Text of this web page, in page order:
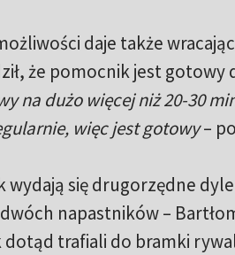
daje także
że pomocnik jest gotowy
na dużo więcej niż 20-30
więc jest gotowy–
wydają się drugorzędne
napastników –
dotąd trafiali do bramki